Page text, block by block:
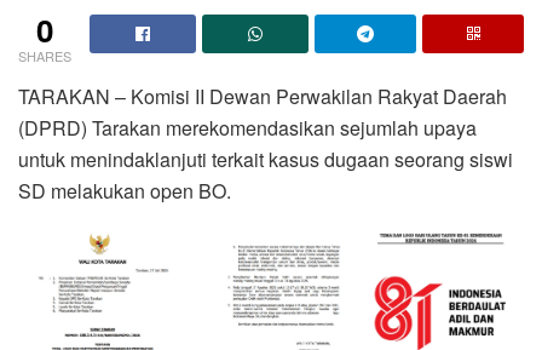
0
SHARES
TARAKAN – Komisi II Dewan Perwakilan Rakyat Daerah
(DPRD) Tarakan merekomendasikan sejumlah upaya
untuk menindaklanjuti terkait kasus dugaan seorang siswi
SD melakukan open BO.